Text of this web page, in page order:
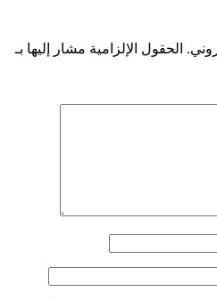
الحقول الإلزامية مشار إليها بـ